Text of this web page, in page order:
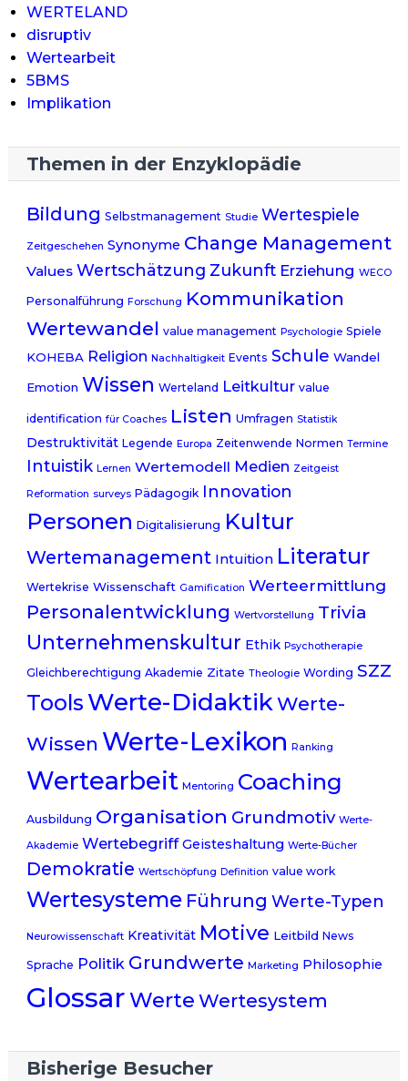
WERTELAND
disruptiv
Wertearbeit
5BMS
Implikation
Themen in der Enzyklopädie
Bildung Selbstmanagement Studie Wertespiele
Zeitgeschehen Synonyme Change Management
Values Wertschätzung Zukunft Erziehung WECO
Personalführung Forschung Kommunikation
Wertewandel value management Psychologie Spiele
KOHEBA Religion Nachhaltigkeit Events Schule Wandel
Emotion Wissen Werteland Leitkultur value
identification für Coaches Listen Umfragen Statistik
Destruktivität Legende Europa Zeitenwende Normen Termine
Intuistik Lernen Wertemodell Medien Zeitgeist
Reformation surveys Pädagogik Innovation
Personen Digitalisierung Kultur
Wertemanagement Intuition Literatur
Wertekrise Wissenschaft Gamification Werteermittlung
Personalentwicklung Wertvorstellung Trivia
Unternehmenskultur Ethik Psychotherapie
Gleichberechtigung Akademie Zitate Theologie Wording SZZ
Tools Werte-DidaktikWerte-
Wissen Werte-Lexikon Ranking
Wertearbeit Mentoring Coaching
Ausbildung Organisation Grundmotiv Werte-
Akademie Wertebegriff Geisteshaltung Werte-Bücher
Demokratie Wertschöpfung Definition value work
Wertesysteme Führung Werte-Typen
Neurowissenschaft Kreativität Motive Leitbild News
Sprache Politik Grundwerte Marketing Philosophie
GlossarWerte Wertesystem
Bisherige Besucher